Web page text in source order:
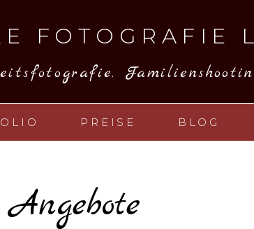
FOTOGRAFIE
PREISE BLOG
Angebote